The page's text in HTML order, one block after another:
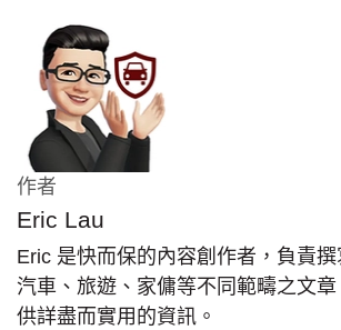
作者
Eric Lau
Eric 是快而保的內容創作者，負責
汽車、旅遊、家傭等不同範疇之文
供詳盡而實用的資訊。